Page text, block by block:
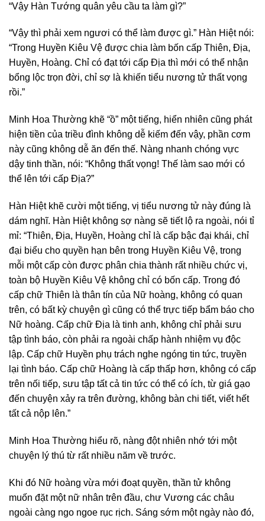
“Vậy Hàn Tướng quân yêu cầu ta làm gì?”
“Vậy thì phải xem ngươi có thể làm được gì.” Hàn Hiệt nói:
“Trong Huyền Kiêu Vệ được chia làm bốn cấp Thiên, Địa,
Huyền, Hoàng. Chỉ có đạt tới cấp Địa thì mới có thể nhận
bổng lộc trọn đời, chỉ sợ là khiến tiểu nương tử thất vọng
rồi.”
Minh Hoa Thường khẽ “ồ” một tiếng, hiển nhiên cũng phát
hiện tiền của triều đình không dễ kiếm đến vậy, phần cơm
này cũng không dễ ăn đến thế. Nàng nhanh chóng vực
dậy tinh thần, nói: “Không thất vọng! Thế làm sao mới có
thể lên tới cấp Địa?”
Hàn Hiệt khẽ cười một tiếng, vị tiểu nương tử này đúng là
dám nghĩ. Hàn Hiệt không sợ nàng sẽ tiết lộ ra ngoài, nói tỉ
mỉ: “Thiên, Địa, Huyền, Hoàng chỉ là cấp bậc đại khái, chỉ
đại biểu cho quyền hạn bên trong Huyền Kiêu Vệ, trong
mỗi một cấp còn được phân chia thành rất nhiều chức vị,
toàn bộ Huyền Kiêu Vệ không chỉ có bốn cấp. Trong đó
cấp chữ Thiên là thân tín của Nữ hoàng, không có quan
trên, có bất kỳ chuyện gì cũng có thể trực tiếp bẩm báo cho
Nữ hoàng. Cấp chữ Địa là tinh anh, không chỉ phải sưu
tập tình báo, còn phải ra ngoài chấp hành nhiệm vụ độc
lập. Cấp chữ Huyền phụ trách nghe ngóng tin tức, truyền
lại tình báo. Cấp chữ Hoàng là cấp thấp hơn, không có cấp
trên nối tiếp, sưu tập tất cả tin tức có thể có ích, từ giá gạo
đến chuyện xảy ra trên đường, không bàn chi tiết, viết hết
tất cả nộp lên.”
Minh Hoa Thường hiểu rõ, nàng đột nhiên nhớ tới một
chuyện lý thú từ rất nhiều năm về trước.
Khi đó Nữ hoàng vừa mới đoạt quyền, thần tử không
muốn đặt một nữ nhân trên đầu, chư Vương các châu
ngoài càng ngo ngoe rục rịch. Sáng sớm một ngày nào đó,